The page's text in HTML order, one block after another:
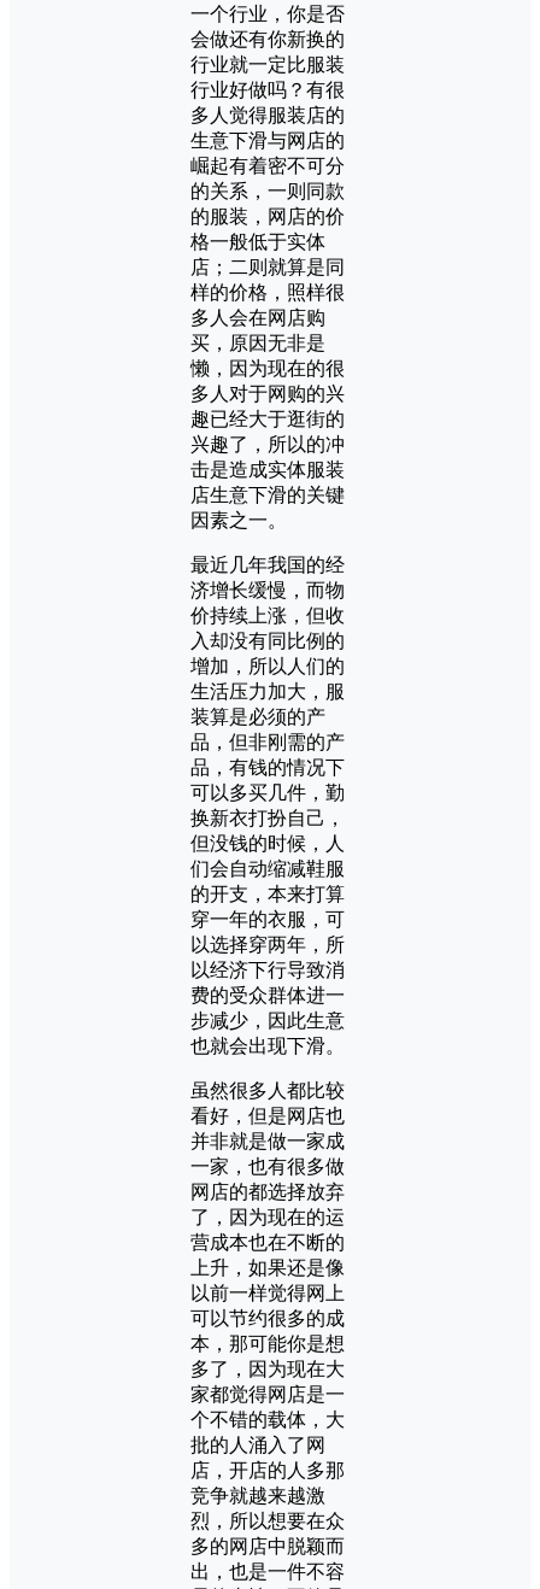
一个行业，你是否
会做还有你新换的
行业就一定比服装
行业好做吗？有很
多人觉得服装店的
生意下滑与网店的
崛起有着密不可分
的关系，一则同款
的服装，网店的价
格一般低于实体
店；二则就算是同
样的价格，照样很
多人会在网店购
买，原因无非是
懒，因为现在的很
多人对于网购的兴
趣已经大于逛街的
兴趣了，所以的冲
击是造成实体服装
店生意下滑的关键
因素之一。
最近几年我国的经
济增长缓慢，而物
价持续上涨，但收
入却没有同比例的
增加，所以人们的
生活压力加大，服
装算是必须的产
品，但非刚需的产
品，有钱的情况下
可以多买几件，勤
换新衣打扮自己，
但没钱的时候，人
们会自动缩减鞋服
的开支，本来打算
穿一年的衣服，可
以选择穿两年，所
以经济下行导致消
费的受众群体进一
步减少，因此生意
也就会出现下滑。
虽然很多人都比较
看好，但是网店也
并非就是做一家成
一家，也有很多做
网店的都选择放弃
了，因为现在的运
营成本也在不断的
上升，如果还是像
以前一样觉得网上
可以节约很多的成
本，那可能你是想
多了，因为现在大
家都觉得网店是一
个不错的载体，大
批的人涌入了网
店，开店的人多那
竞争就越来越激
烈，所以想要在众
多的网店中脱颖而
出，也是一件不容